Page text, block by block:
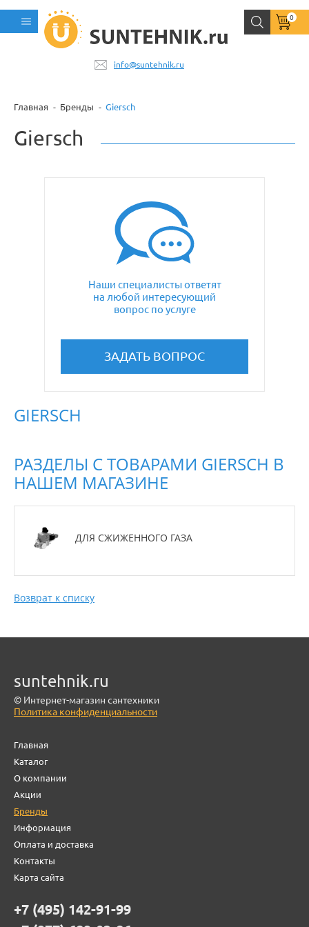
info@suntehnik.ru
0
Главная Бренды Giersch
Giersch
Наши специалисты ответят
на любой интересующий
вопрос по услуге
ЗАДАТЬ ВОПРОС
GIERSCH
РАЗДЕЛЫ С ТОВАРАМИ GIERSCH В
НАШЕМ МАГАЗИНЕ
ДЛЯ СЖИЖЕННОГО ГАЗА
Возврат к списку
suntehnik.ru
© Интернет-магазин сантехники
Политика конфиденциальности
Главная
Каталог
О компании
Акции
Бренды
Информация
Оплата и доставка
Контакты
Карта сайта
+7 (495) 142-91-99